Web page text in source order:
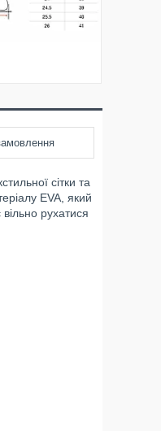
сітки та
EVA, який
рухатися